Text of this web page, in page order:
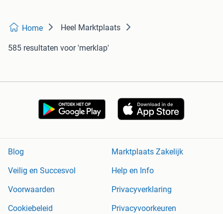
Home Heel Marktplaats
585 resultaten voor 'merklap'
Blog
Marktplaats Zakelijk
Veilig en Succesvol
Help en Info
Voorwaarden
Privacyverklaring
Cookiebeleid
Privacyvoorkeuren